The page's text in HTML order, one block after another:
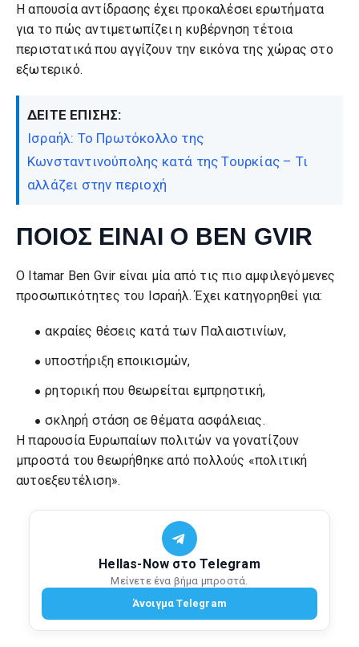
Η απουσία αντίδρασης έχει προκαλέσει ερωτήματα
για το πώς αντιμετωπίζει η κυβέρνηση τέτοια
περιστατικά που αγγίζουν την εικόνα της χώρας στο
εξωτερικό.
ΔΕΙΤΕ ΕΠΙΣΗΣ:
Ισραήλ: Το Πρωτόκολλο της
Κωνσταντινούπολης κατά της Τουρκίας – Τι
αλλάζει στην περιοχή
ΠΟΙΟΣ ΕΙΝΑΙ Ο BEN GVIR
Ο Itamar Ben Gvir είναι μία από τις πιο αμφιλεγόμενες
προσωπικότητες του Ισραήλ. Έχει κατηγορηθεί για:
ακραίες θέσεις κατά των Παλαιστινίων,
υποστήριξη εποικισμών,
ρητορική που θεωρείται εμπρηστική,
σκληρή στάση σε θέματα ασφάλειας.
Η παρουσία Ευρωπαίων πολιτών να γονατίζουν
μπροστά του θεωρήθηκε από πολλούς «πολιτική
αυτοεξευτέλιση».
Hellas-Now στο Telegram
Μείνετε ένα βήμα μπροστά.
Άνοιγμα Telegram